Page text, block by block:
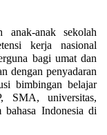
anak-anak sekolah
kerja nasional
bagi umat dan
dengan penyadaran
bimbingan belajar
SMA, universitas,
Indonesia di